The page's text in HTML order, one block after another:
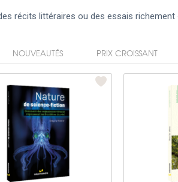
récits littéraires ou des essais
NOUVEAUTÉS PRIX CROISSANT